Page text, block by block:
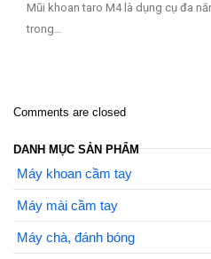
Mũi khoan taro M4 là dụng cụ đa
trong…
Comments are closed
DANH MỤC SẢN PHẨM
Máy khoan cầm tay
Máy mài cầm tay
Máy chà, đánh bóng